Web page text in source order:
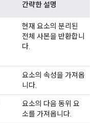
간략한 설명
현재 요소의 분리된
전체 사본을 반환합니
다.
요소의 속성을 가져옵
니다.
요소의 다음 동위 요
소를 가져옵니다.